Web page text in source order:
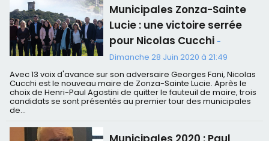
Municipales Zonza-Sainte
Lucie : une victoire serrée
pour Nicolas Cucchi-
Dimanche 28 Juin 2020 à 21:49
Avec 13 voix d'avance sur son adversaire Georges Fani, Nicolas
Cucchi est le nouveau maire de Zonza-Sainte Lucie. Après le
choix de Henri-Paul Agostini de quitter le fauteuil de maire, trois
candidats se sont présentés au premier tour des municipales
de...